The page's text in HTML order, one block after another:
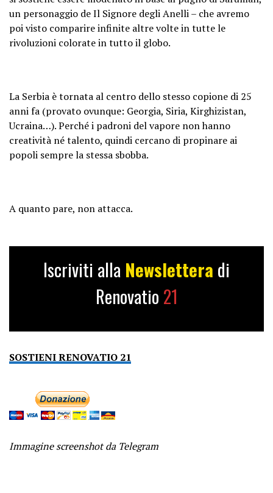
un personaggio de Il Signore degli Anelli – che avremo
poi visto comparire infinite altre volte in tutte le
rivoluzioni colorate in tutto il globo.
La Serbia è tornata al centro dello stesso copione di 25
anni fa (provato ovunque: Georgia, Siria, Kirghizistan,
Ucraina…). Perché i padroni del vapore non hanno
creatività né talento, quindi cercano di propinare ai
popoli sempre la stessa sbobba.
A quanto pare, non attacca.
Iscriviti alla Newslettera di
Renovatio 21
SOSTIENI RENOVATIO 21
Immagine screenshot da Telegram